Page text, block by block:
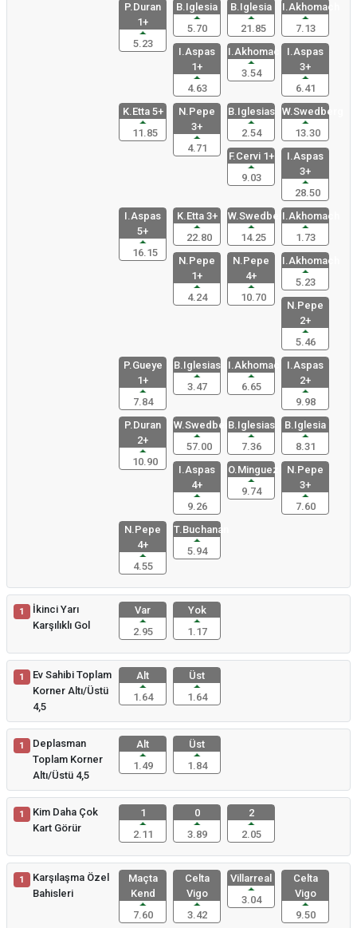
P.Duran
1+
5.23
B.Iglesia
5.70
B.Iglesia
21.85
I.Akhomach
7.13
I.Aspas
1+
4.63
I.Akhomac
3.54
I.Aspas
3+
6.41
K.Etta 5+
11.85
N.Pepe
3+
4.71
B.Iglesias
2.54
W.Swedberg
13.30
F.Cervi 1+
9.03
I.Aspas
3+
28.50
I.Aspas
5+
16.15
K.Etta 3+
22.80
W.Swedber
14.25
I.Akhomach
1.73
N.Pepe
1+
4.24
N.Pepe
4+
10.70
I.Akhomach
5.23
N.Pepe
2+
5.46
P.Gueye
1+
7.84
B.Iglesias
3.47
I.Akhomac
6.65
I.Aspas
2+
9.98
P.Duran
2+
10.90
W.Swedber
57.00
B.Iglesias
7.36
B.Iglesia
8.31
I.Aspas
4+
9.26
O.Mingueza
9.74
N.Pepe
3+
7.60
N.Pepe
4+
4.55
T.Buchanan
5.94
1
İkinci Yarı
Karşılıklı Gol
Var
2.95
Yok
1.17
1
Ev Sahibi Toplam
Korner Altı/Üstü
4,5
Alt
1.64
Üst
1.64
1
Deplasman
Toplam Korner
Altı/Üstü 4,5
Alt
1.49
Üst
1.84
1
Kim Daha Çok
Kart Görür
1
2.11
0
3.89
2
2.05
1
Karşılaşma Özel
Bahisleri
Maçta
Kend
7.60
Celta
Vigo
3.42
Villarreal
3.04
Celta
Vigo
9.50